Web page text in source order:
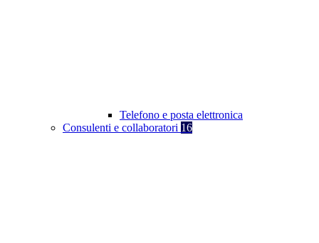
Telefono e posta elettronica
Consulenti e collaboratori 16